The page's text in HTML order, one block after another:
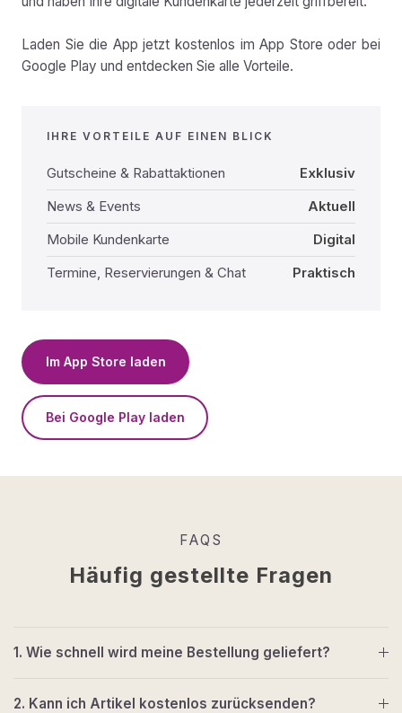
Laden Sie die App jetzt kostenlos im App Store oder bei
Google Play und entdecken Sie alle Vorteile.
IHRE VORTEILE AUF EINEN BLICK
Gutscheine & Rabattaktionen
Exklusiv
News & Events
Aktuell
Mobile Kundenkarte
Digital
Termine, Reservierungen & Chat
Praktisch
Im App Store laden
Bei Google Play laden
FAQS
Häufig gestellte Fragen
1. Wie schnell wird meine Bestellung geliefert?
2. Kann ich Artikel kostenlos zurücksenden?